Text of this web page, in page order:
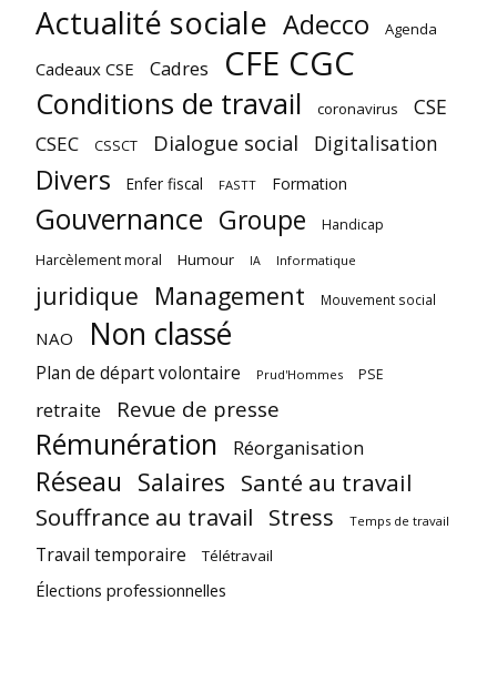
Actualité sociale Adecco Agenda
Cadeaux CSE Cadres CFE CGC
Conditions de travail coronavirus CSE
CSEC CSSCT Dialogue social Digitalisation
Divers Enfer fiscal FASTT Formation
Gouvernance Groupe Handicap
Harcèlement moral Humour IA Informatique
juridique Management Mouvement social
NAO Non classé
Plan de départ volontaire Prud'Hommes PSE
retraite Revue de presse
Rémunération Réorganisation
Réseau Salaires Santé au travail
Souffrance au travail Stress Temps de travail
Travail temporaire Télétravail
Élections professionnelles